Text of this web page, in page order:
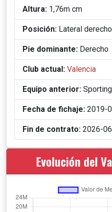
Altura: 1,76m cm
Posición: Lateral derecho
Pie dominante: Derecho
Club actual: Valencia
Equipo anterior:
Fecha de fichaje: 2019-
Fin de contrato: 2026-
Evolución del